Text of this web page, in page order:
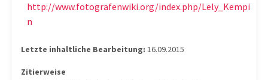
http://www.fotografenwiki.org/index.php/Lely_Kempi
n
Letzte inhaltliche Bearbeitung: 16.09.2015
Zitierweise